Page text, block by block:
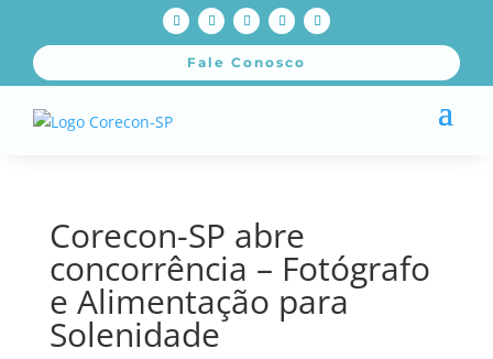
Fale Conosco
Corecon-SP abre
concorrência – Fotógrafo
e Alimentação para
Solenidade